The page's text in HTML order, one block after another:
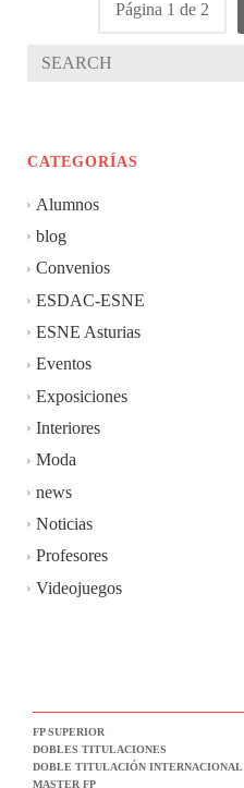
Página 1 de 2
CATEGORÍAS
Alumnos
blog
Convenios
ESDAC-ESNE
ESNE Asturias
Eventos
Exposiciones
Interiores
Moda
news
Noticias
Profesores
Videojuegos
FP SUPERIOR
DOBLES TITULACIONES
DOBLE TITULACIÓN INTERNACIONAL
MASTER FP